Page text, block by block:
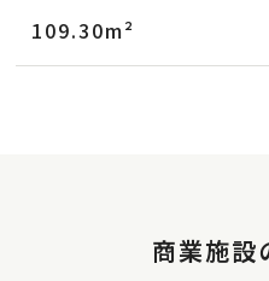
109.30m²
商業施設